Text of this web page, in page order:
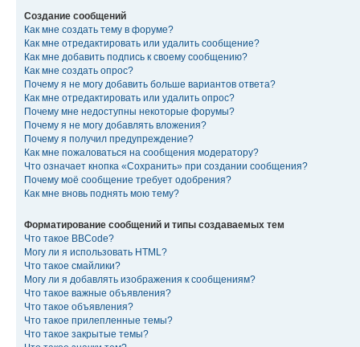
Создание сообщений
Как мне создать тему в форуме?
Как мне отредактировать или удалить сообщение?
Как мне добавить подпись к своему сообщению?
Как мне создать опрос?
Почему я не могу добавить больше вариантов ответа?
Как мне отредактировать или удалить опрос?
Почему мне недоступны некоторые форумы?
Почему я не могу добавлять вложения?
Почему я получил предупреждение?
Как мне пожаловаться на сообщения модератору?
Что означает кнопка «Сохранить» при создании сообщения?
Почему моё сообщение требует одобрения?
Как мне вновь поднять мою тему?
Форматирование сообщений и типы создаваемых тем
Что такое BBCode?
Могу ли я использовать HTML?
Что такое смайлики?
Могу ли я добавлять изображения к сообщениям?
Что такое важные объявления?
Что такое объявления?
Что такое прилепленные темы?
Что такое закрытые темы?